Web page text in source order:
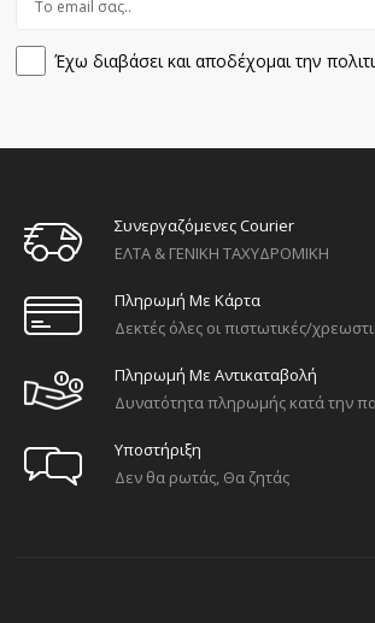
Έχω διαβάσει και αποδέχομαι την
Συνεργαζόμενες Courier
ΕΛΤΑ & ΓΕΝΙΚΗ ΤΑΧΥΔΡΟΜΙΚΗ
Πληρωμή Με Κάρτα
Δεκτές όλες οι πιστωτικές/
Πληρωμή Με Αντικαταβολή
Δυνατότητα πληρωμής κατά την
Υποστήριξη
Δεν θα ρωτάς, Θα ζητάς